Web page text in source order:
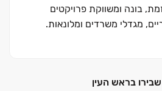
יוזמת, בונה ומשווקת פרויקטים
מגדלי משרדים ומלונאות.
רונית שבירו ורמי שבירו,
כ- 6,500 יחידות דיור נוספות. האני מאמין שלה -
בראש העין